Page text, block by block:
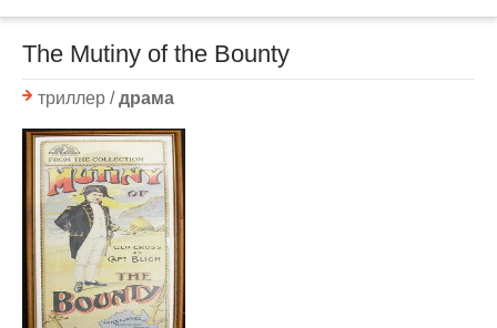
The Mutiny of the Bounty
триллер /драма